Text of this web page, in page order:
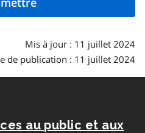
Mis à jour : 11 juillet 2024
de publication : 11 juillet 2024
au public et aux